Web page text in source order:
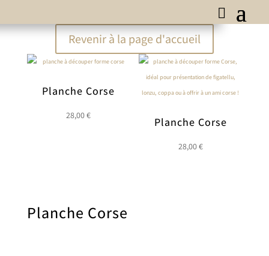
Revenir à la page d'accueil
Planche Corse
28,00€ Planche Corse
28,00€
Planche Corse